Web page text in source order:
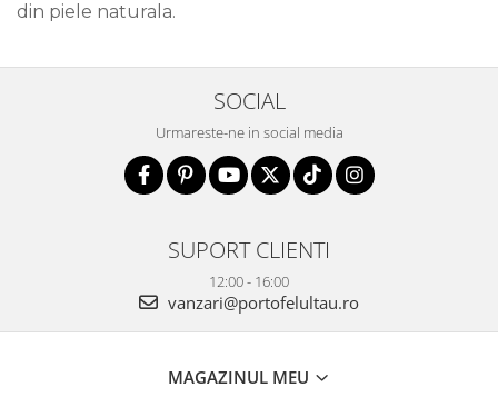
din piele naturala.
SOCIAL
Urmareste-ne in social media
SUPORT CLIENTI
12:00 - 16:00
vanzari@portofelultau.ro
MAGAZINUL MEU